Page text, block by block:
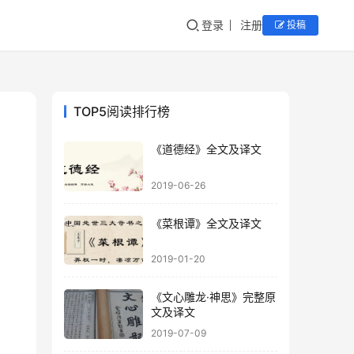
登录 注册 投稿
TOP5阅读排行榜
《道德经》全文及译文
2019-06-26
《菜根谭》全文及译文
2019-01-20
《文心雕龙·神思》完整原
文及译文
2019-07-09